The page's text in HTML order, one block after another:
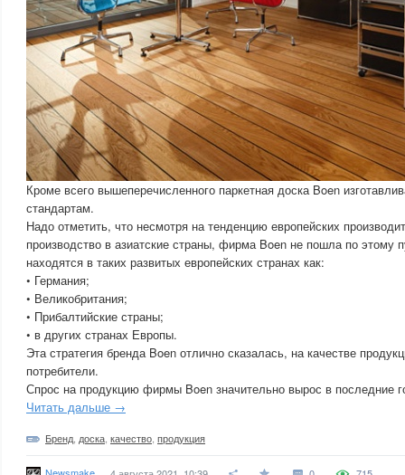
Кроме всего вышеперечисленного паркетная доска Boen
стандартам.
Надо отметить, что несмотря на тенденцию европейских
производство в азиатские страны, фирма Boen не пошла по этому
находятся в таких развитых европейских странах как:
• Германия;
• Великобритания;
• Прибалтийские страны;
• в других странах Европы.
Эта стратегия бренда Boen отлично сказалась, на качестве
потребители.
Спрос на продукцию фирмы Boen значительно вырос в последние
Читать дальше →
Бренд доска качество продукция